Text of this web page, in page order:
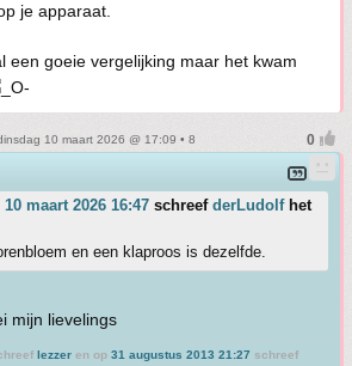
je apparaat.
een goeie vergelijking maar het kwam
10 maart 2026 @ 17:09 • 8
maart 2026 16:47 schreef derLudolfhet
en een klaproos is dezelfde.
mijn lievelings
lezzer en op 31 augustus 2013 21:27 schreef